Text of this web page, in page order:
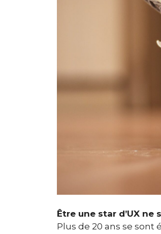
Être une star d’UX ne
Plus de 20 ans se sont